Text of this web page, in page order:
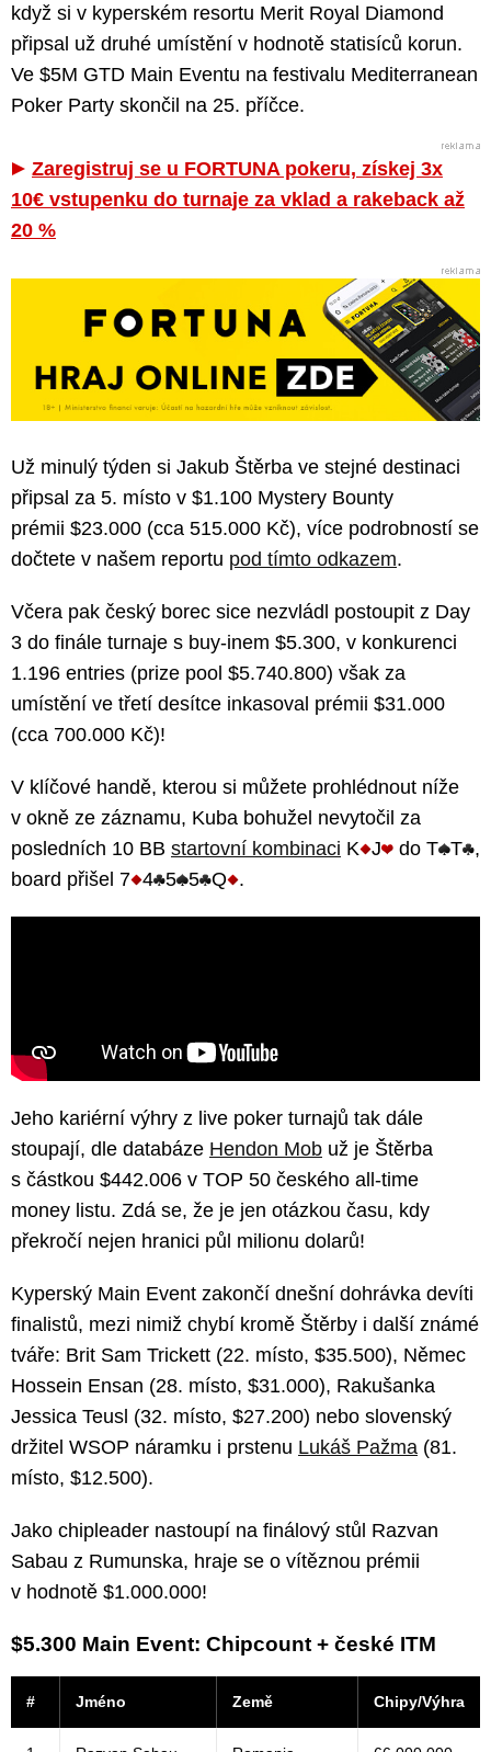
když si v kyperském resortu Merit Royal Diamond
připsal už druhé umístění v hodnotě statisíců korun.
Ve $5M GTD Main Eventu na festivalu Mediterranean
Poker Party skončil na 25. příčce.
Zaregistruj se u FORTUNA pokeru, získej 3x
10€ vstupenku do turnaje za vklad a rakeback až
20 %
Už minulý týden si Jakub Štěrba ve stejné destinaci
připsal za 5. místo v $1.100 Mystery Bounty
prémii $23.000 (cca 515.000 Kč), více podrobností se
dočtete v našem reportu pod tímto odkazem.
Včera pak český borec sice nezvládl postoupit z Day
3 do finále turnaje s buy-inem $5.300, v konkurenci
1.196 entries (prize pool $5.740.800) však za
umístění ve třetí desítce inkasoval prémii $31.000
(cca 700.000 Kč)!
V klíčové handě, kterou si můžete prohlédnout níže
v okně ze záznamu, Kuba bohužel nevytočil za
posledních 10 BB startovní kombinaci K J do T T ,
board přišel 7 4 5 5 Q .
Jeho kariérní výhry z live poker turnajů tak dále
stoupají, dle databáze Hendon Mob už je Štěrba
s částkou $442.006 v TOP 50 českého all-time
money listu. Zdá se, že je jen otázkou času, kdy
překročí nejen hranici půl milionu dolarů!
Kyperský Main Event zakončí dnešní dohrávka devíti
finalistů, mezi nimiž chybí kromě Štěrby i další známé
tváře: Brit Sam Trickett (22. místo, $35.500), Němec
Hossein Ensan (28. místo, $31.000), Rakušanka
Jessica Teusl (32. místo, $27.200) nebo slovenský
držitel WSOP náramku i prstenu Lukáš Pažma (81.
místo, $12.500).
Jako chipleader nastoupí na finálový stůl Razvan
Sabau z Rumunska, hraje se o vítěznou prémii
v hodnotě $1.000.000!
$5.300 Main Event: Chipcount + české ITM
# Jméno Země Chipy/Výhra